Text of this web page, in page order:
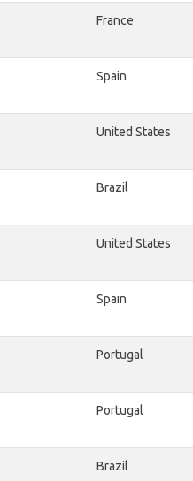
France
Spain
United States
Brazil
United States
Spain
Portugal
Portugal
Brazil